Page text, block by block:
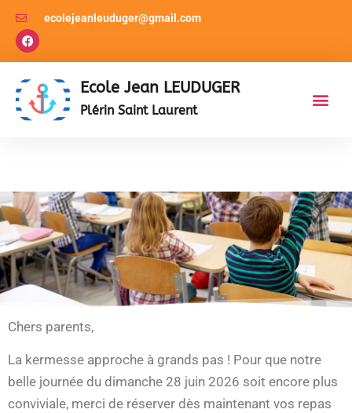
ecolejeanleuduger@gmail.com
Ecole Jean LEUDUGER
Plérin Saint Laurent
Chers parents,
La kermesse approche à grands pas ! Pour que notre
belle journée du dimanche 28 juin 2026 soit encore plus
conviviale, merci de réserver dès maintenant vos repas